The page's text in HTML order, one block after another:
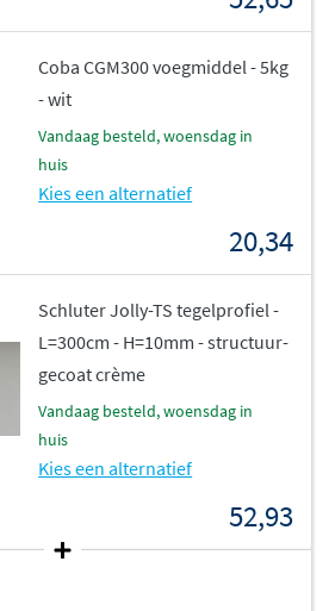
Coba CGM300 voegmiddel - 5kg
- wit
vandaag besteld, woensdag in
huis
Kies een alternatief
20,34
Schluter Jolly-TS tegelprofiel -
L=300cm - H=10mm - structuur-
gecoat crème
vandaag besteld, woensdag in
huis
Kies een alternatief
52,93